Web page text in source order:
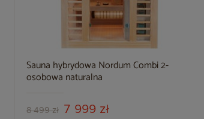
Sauna hybrydowa Nordum Combi 2-
osobowa naturalna
8 499 zł 7 999 zł